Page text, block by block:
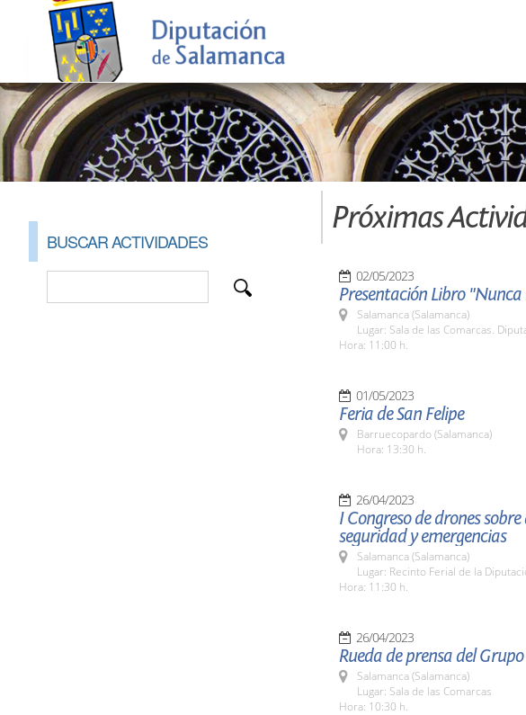
BUSCAR ACTIVIDADES
Próximas
02/05/2023
Presentación Libro
Salamanca (Salamanca)
Lugar: Sala de las Comarcas.
Hora: 11:00 h.
01/05/2023
Feria de San Felipe
Barruecopardo (Salamanca)
Hora: 13:30 h.
26/04/2023
I Congreso de drones
seguridad y emergencias
Salamanca (Salamanca)
Lugar: Recinto Ferial de la
Hora: 11:30 h.
26/04/2023
Rueda de prensa del
Salamanca (Salamanca)
Lugar: Sala de las Comarcas
Hora: 10:30 h.